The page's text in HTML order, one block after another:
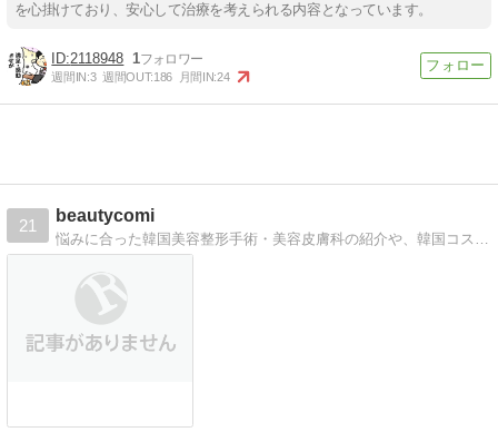
を心掛けており、安心して治療を考えられる内容となっています。
2118948 1
週間IN:3 週間OUT:186 月間IN:24
21
beautycomi